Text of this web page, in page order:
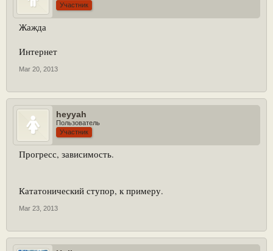
Участник
Жажда
Интернет
Mar 20, 2013
heyyah
Пользователь
Участник
Прогресс, зависимость.
Кататонический ступор, к примеру.
Mar 23, 2013